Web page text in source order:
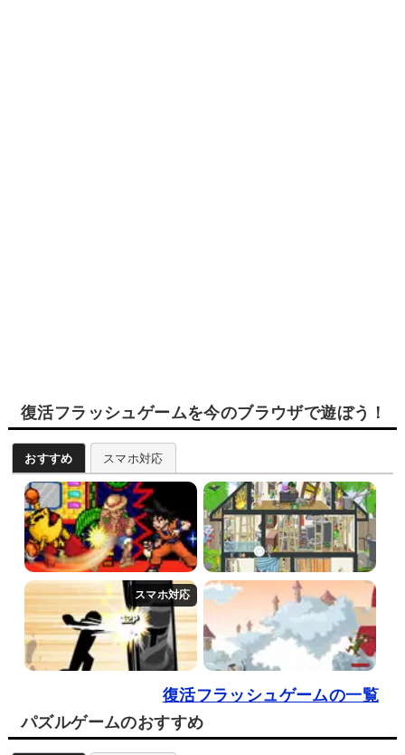
復活フラッシュゲームを今のブラウザで遊ぼう！
おすすめ スマホ対応
復活フラッシュゲームの一覧
パズルゲームのおすすめ